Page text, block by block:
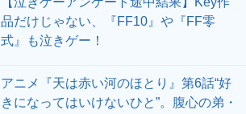
品だけじゃない、『FF10』や『FF零
式』も泣きゲー！
アニメ『天は赤い河のほとり』第6話“好
きになってはいけないひと”。腹心の弟・